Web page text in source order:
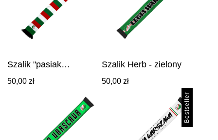
Szalik "pasiak
50,00 zł
Szalik Herb - zielony
50,00 zł
Bestseller